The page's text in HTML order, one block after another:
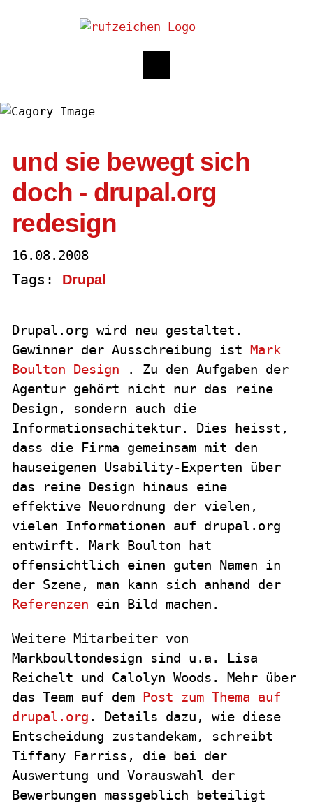
und sie bewegt sich
doch - drupal.org
redesign
16.08.2008
Tags: Drupal
Drupal.org wird neu gestaltet.
Gewinner der Ausschreibung ist Mark
Boulton Design . Zu den Aufgaben der
Agentur gehört nicht nur das reine
Design, sondern auch die
Informationsachitektur. Dies heisst,
dass die Firma gemeinsam mit den
hauseigenen Usability-Experten über
das reine Design hinaus eine
effektive Neuordnung der vielen,
vielen Informationen auf drupal.org
entwirft. Mark Boulton hat
offensichtlich einen guten Namen in
der Szene, man kann sich anhand der
Referenzen ein Bild machen.
Weitere Mitarbeiter von
Markboultondesign sind u.a. Lisa
Reichelt und Calolyn Woods. Mehr über
das Team auf dem
Post zum Thema auf
drupal.org . Details dazu, wie diese
Entscheidung zustandekam, schreibt
Tiffany Farriss, die bei der
Auswertung und Vorauswahl der
Bewerbungen massgeblich beteiligt